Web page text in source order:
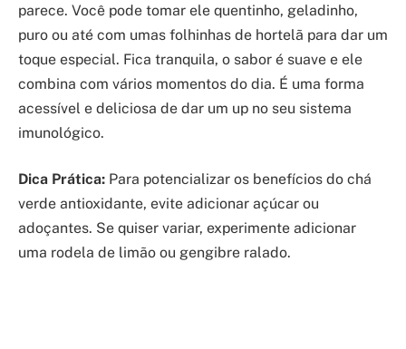
parece. Você pode tomar ele quentinho, geladinho,
puro ou até com umas folhinhas de hortelã para dar um
toque especial. Fica tranquila, o sabor é suave e ele
combina com vários momentos do dia. É uma forma
acessível e deliciosa de dar um up no seu sistema
imunológico.
Dica Prática: Para potencializar os benefícios do chá
verde antioxidante, evite adicionar açúcar ou
adoçantes. Se quiser variar, experimente adicionar
uma rodela de limão ou gengibre ralado.